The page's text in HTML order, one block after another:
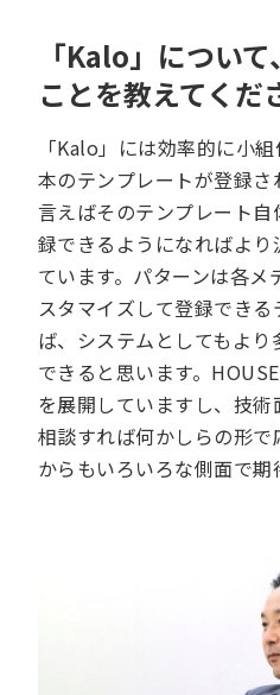
「Kalo」につい
ことを教えてくだ
「Kalo」には効率的に小
本のテンプレートが登録
言えばそのテンプレート
録できるようになればよ
ています。パターンは各メ
スタマイズして登録でき
ば、システムとしてもよ
できると思います。
を展開していますし、技術
相談すれば何かしらの形
からもいろいろな側面で期